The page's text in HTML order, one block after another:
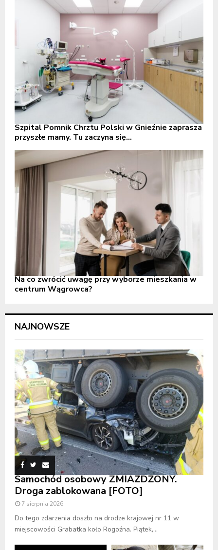
Szpital Pomnik Chrztu Polski w Gnieźnie zaprasza
przyszłe mamy. Tu zaczyna się...
Na co zwrócić uwagę przy wyborze mieszkania w
centrum Wągrowca?
NAJNOWSZE
Samochód osobowy ZMIAŻDŻONY.
Droga zablokowana [FOTO]
7 sierpnia 2026
Do tego zdarzenia doszło na drodze krajowej nr 11 w
miejscowości Grabatka koło Rogoźna. Piątek,...